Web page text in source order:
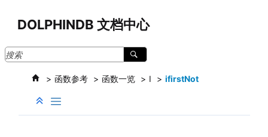
DOLPHINDB 文档中心
函数参考 函数一览 I ifirstNot